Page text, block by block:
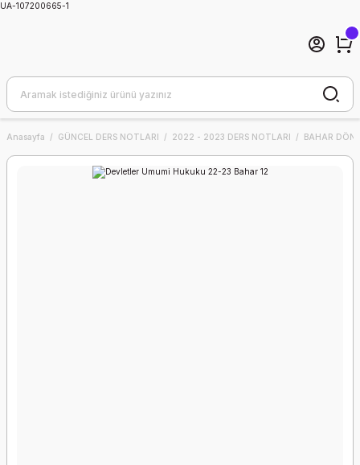
UA-107200665-1
Anasayfa GÜNCEL DERS NOTLARI 2022 - 2023 DERS NOTLARI BAHAR